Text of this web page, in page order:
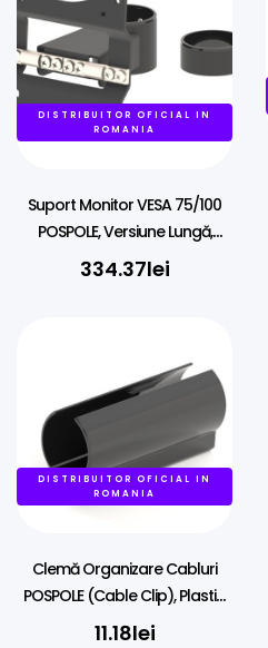
DISTRIBUITOR OFICIAL IN
ROMANIA
Suport Monitor VESA 75/100
POSPOLE, Versiune Lungă,
Montare pe 45mm, Balama
334.37lei
DISTRIBUITOR OFICIAL IN
ROMANIA
Clemă Organizare Cabluri
POSPOLE (Cable Clip), Plastic,
40mm – Pentru Stâlpi și Brațe
11.18lei